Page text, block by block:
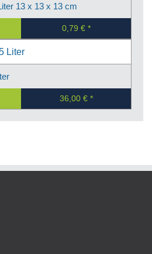
13 x 13 x 13 cm
0,79 €
36,00 €